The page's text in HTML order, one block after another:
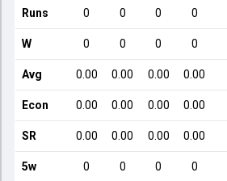
Runs 0 0 0 0
W 0 0 0 0
Avg 0.00 0.00 0.00 0.00
Econ 0.00 0.00 0.00 0.00
SR 0.00 0.00 0.00 0.00
5w 0 0 0 0